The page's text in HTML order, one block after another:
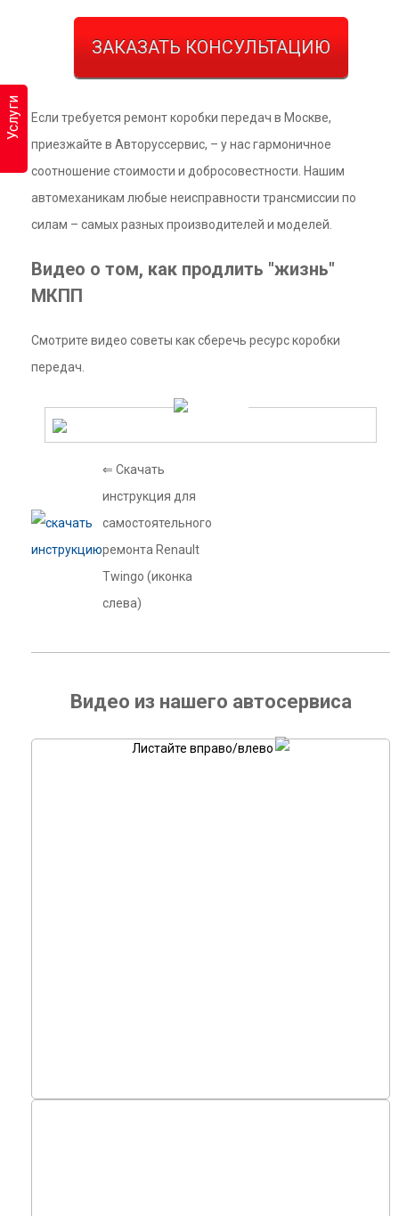
Услуги
ЗАКАЗАТЬ КОНСУЛЬТАЦИЮ
Если требуется ремонт коробки передач в Москве,
приезжайте в Авторуссервис, – у нас гармоничное
соотношение стоимости и добросовестности. Нашим
автомеханикам любые неисправности трансмиссии по
силам – самых разных производителей и моделей.
Видео о том, как продлить "жизнь"
МКПП
Смотрите видео советы как сберечь ресурс коробки
передач.
⇐ Скачать
инструкция для
самостоятельного
ремонта Renault
Twingo (иконка
слева)
Видео из нашего автосервиса
Листайте вправо/влево